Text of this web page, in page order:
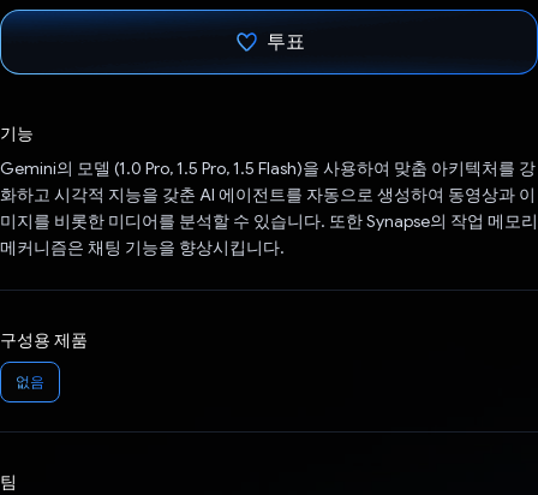
투표
기능
Gemini의 모델 (1.0 Pro, 1.5 Pro, 1.5 Flash)을 사용하여 맞춤 아키텍처를 강
화하고 시각적 지능을 갖춘 AI 에이전트를 자동으로 생성하여 동영상과 이
미지를 비롯한 미디어를 분석할 수 있습니다. 또한 Synapse의 작업 메모리
메커니즘은 채팅 기능을 향상시킵니다.
구성용 제품
없음
팀